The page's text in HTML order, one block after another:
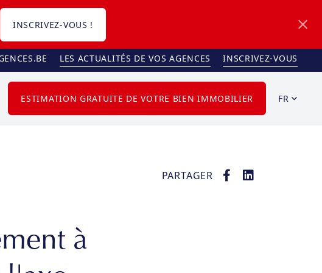
INSCRIVEZ-VOUS !
LES ACTUALITÉS DE VOS AGENCES INSCRIVEZ-VOUS
ESTIMATION GRATUITE DE VOTRE BIEN IMMOBILIER FR
PARTAGER
à